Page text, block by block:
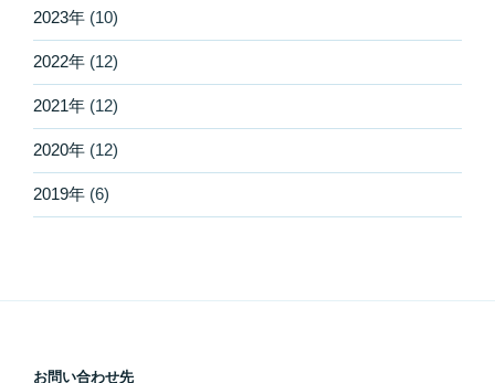
2023年 (10)
2022年 (12)
2021年 (12)
2020年 (12)
2019年 (6)
お問い合わせ先